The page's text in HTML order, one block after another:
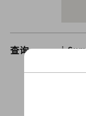
查询
i-
通过
如需查